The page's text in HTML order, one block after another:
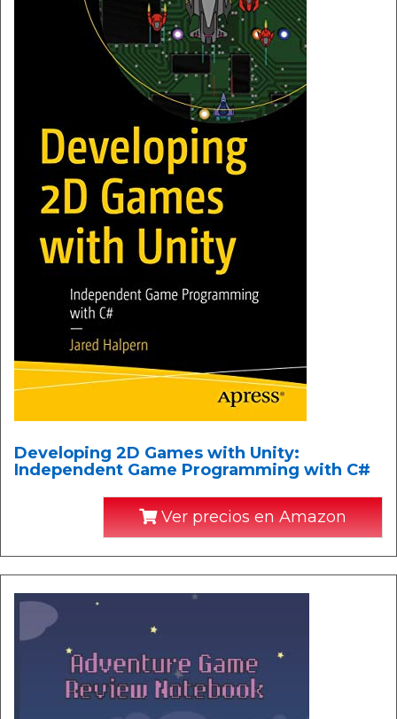
Developing 2D Games with Unity:
Independent Game Programming with C#
Ver precios en Amazon